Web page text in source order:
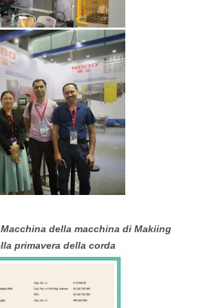
Macchina della macchina di Makiing
primavera della corda